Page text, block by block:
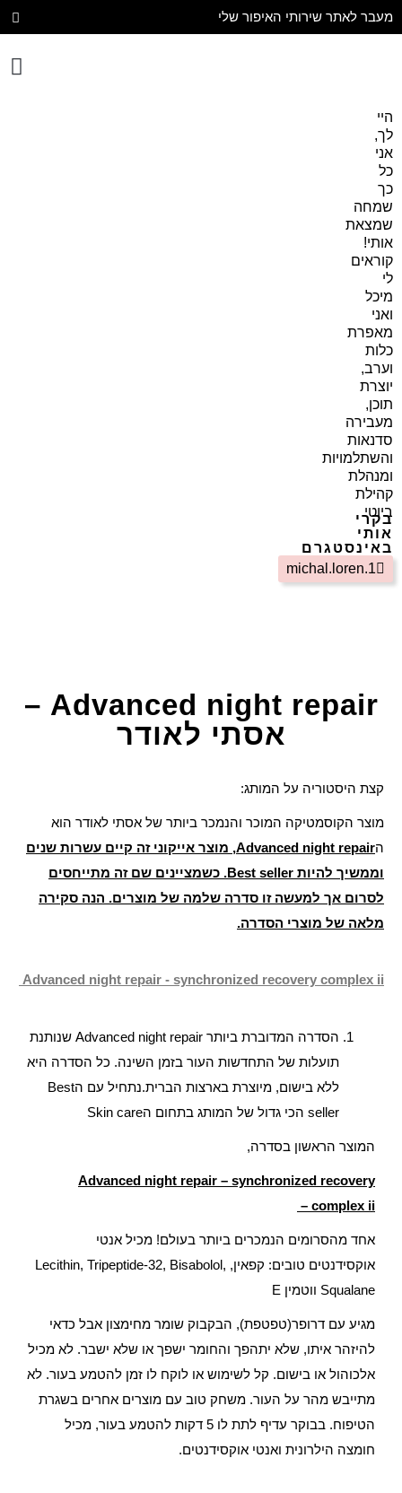
מעבר לאתר שירותי האיפור שלי
היי
לך,
אני
כל
כך
שמחה
שמצאת
אותי!
קוראים
לי
מיכל
ואני
מאפרת
כלות
וערב,
יוצרת
תוכן,
מעבירה
סדנאות
והשתלמויות
ומנהלת
קהילת
ביוטי
בקרי
אותי
באינסטגרם
michal.loren.1
Advanced night repair –
אסתי לאודר
קצת היסטוריה על המותג:
מוצר הקוסמטיקה המוכר והנמכר ביותר של אסתי לאודר הוא
ה
Advanced night repair, מוצר אייקוני זה קיים עשרות שנים
וממשיך להיות Best seller. כשמציינים שם זה מתייחסים
לסרום אך למעשה זו סדרה שלמה של מוצרים. הנה סקירה
מלאה של מוצרי הסדרה.
Advanced night repair - synchronized recovery complex ii
הסדרה המדוברת ביותר Advanced night repair שנותנת
תועלות של התחדשות העור בזמן השינה. כל הסדרה היא
ללא בישום, מיוצרת בארצות הברית.נתחיל עם הBest
seller הכי גדול של המותג בתחום הSkin care
המוצר הראשון בסדרה,
Advanced night repair – synchronized recovery
complex ii –
אחד מהסרומים הנמכרים ביותר בעולם! מכיל אנטי
אוקסידנטים טובים: קפאין, Lecithin, Tripeptide-32, Bisabolol,
Squalane ווטמין E
מגיע עם דרופר(טפטפת), הבקבוק שומר מחימצון אבל כדאי
להיזהר איתו, שלא יתהפך והחומר ישפך או שלא ישבר. לא מכיל
אלכוהול או בישום. קל לשימוש או לוקח לו זמן להטמע בעור. לא
מתייבש מהר על העור. משחק טוב עם מוצרים אחרים בשגרת
הטיפוח. בבוקר עדיף לתת לו 5 דקות להטמע בעור, מכיל
חומצה הילרונית ואנטי אוקסידנטים.